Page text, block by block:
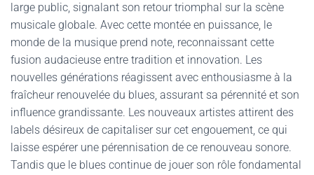
large public, signalant son retour triomphal sur la scène
musicale globale. Avec cette montée en puissance, le
monde de la musique prend note, reconnaissant cette
fusion audacieuse entre tradition et innovation. Les
nouvelles générations réagissent avec enthousiasme à la
fraîcheur renouvelée du blues, assurant sa pérennité et son
influence grandissante. Les nouveaux artistes attirent des
labels désireux de capitaliser sur cet engouement, ce qui
laisse espérer une pérennisation de ce renouveau sonore.
Tandis que le blues continue de jouer son rôle fondamental